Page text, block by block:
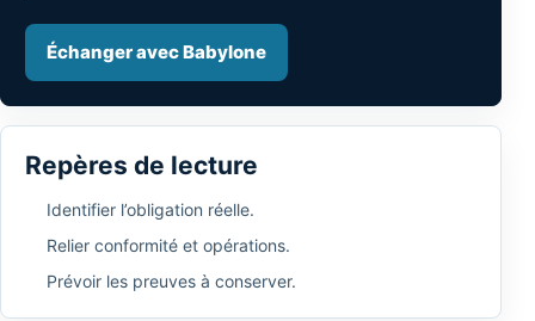
Échanger avec Babylone
Repères de lecture
Identifier l’obligation réelle.
Relier conformité et opérations.
Prévoir les preuves à conserver.